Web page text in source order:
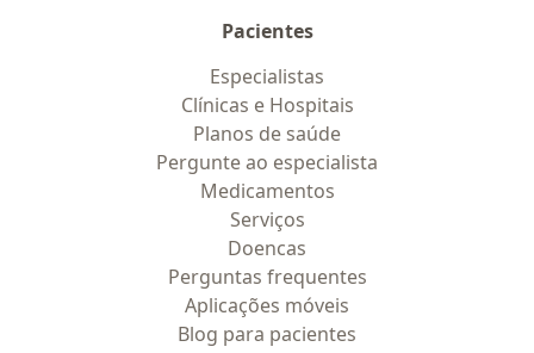
Pacientes
Especialistas
Clínicas e Hospitais
Planos de saúde
Pergunte ao especialista
Medicamentos
Serviços
Doencas
Perguntas frequentes
Aplicações móveis
Blog para pacientes